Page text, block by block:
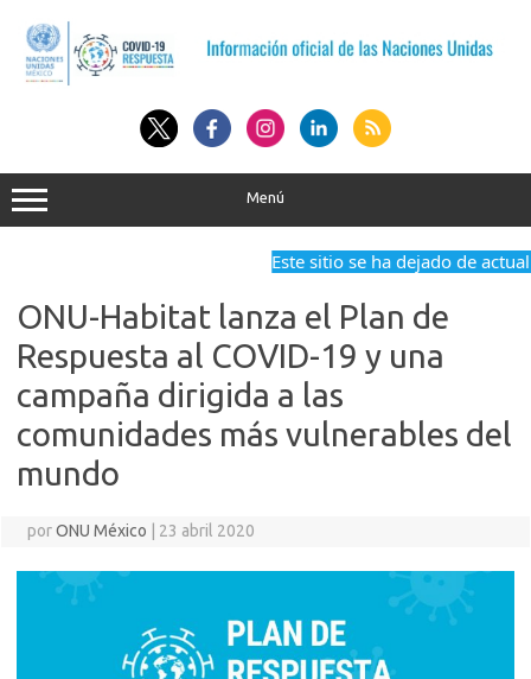
contenido
Menú
Este sitio se ha dejado de
ONU-Habitat lanza el Plan de
Respuesta al COVID-19 y una
campaña dirigida a las
comunidades más vulnerables del
mundo
porONU México 23 abril 2020